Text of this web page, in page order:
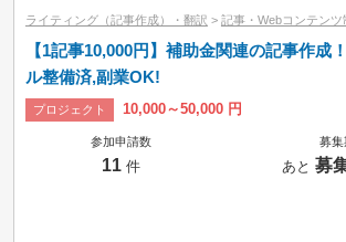
ライティング（記事作成）・翻訳 > 記事・Webコンテンツ
【1記事10,000円】補助金関連の記事作
ル整備済,副業OK!
プロジェクト 10,000～50,000 円
参加申請数
11件
募集
あと募